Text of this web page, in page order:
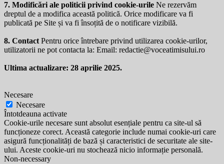
7. Modificări ale politicii privind cookie-urile Ne rezervăm
dreptul de a modifica această politică. Orice modificare va fi
publicată pe Site și va fi însoțită de o notificare vizibilă.
8. Contact Pentru orice întrebare privind utilizarea cookie-urilor,
utilizatorii ne pot contacta la: Email: redactie@voceatimisului.ro
Ultima actualizare: 28 aprilie 2025.
Necesare
Necesare
Întotdeauna activate
Cookie-urile necesare sunt absolut esențiale pentru ca site-ul să
funcționeze corect. Această categorie include numai cookie-uri care
asigură funcționalități de bază și caracteristici de securitate ale site-
ului. Aceste cookie-uri nu stochează nicio informație personală.
Non-necessary